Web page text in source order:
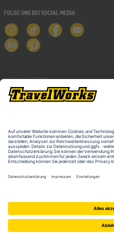
FOLGE UNS BEI SOCIAL MEDIA
NEWSLETTER